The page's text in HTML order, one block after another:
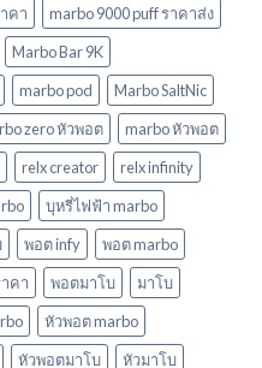
คา
marbo 9000 puff ราคาส่ง
Marbo Bar 9K
marbo pod
Marbo SaltNic
zero หัวพอต
marbo หัวพอต
relx creator
relx infinity
บุหรี่ไฟฟ้า marbo
พอต infy
พอต marbo
คา พอตมาโบ
มาโบ
หัวพอต marbo
หัวพอตมาโบ หัวมาโบ